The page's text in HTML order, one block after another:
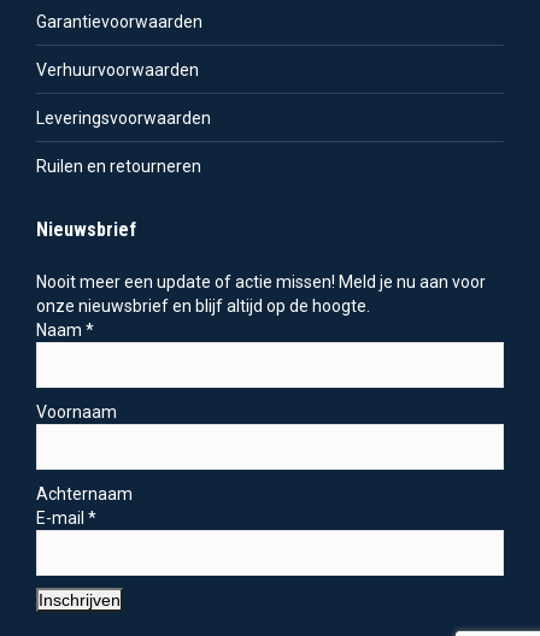
Garantievoorwaarden
Verhuurvoorwaarden
Leveringsvoorwaarden
Ruilen en retourneren
Nieuwsbrief
Nooit meer een update of actie missen! Meld je nu aan voor
onze nieuwsbrief en blijf altijd op de hoogte.
Naam *
Voornaam
Achternaam
E-mail *
Inschrijven